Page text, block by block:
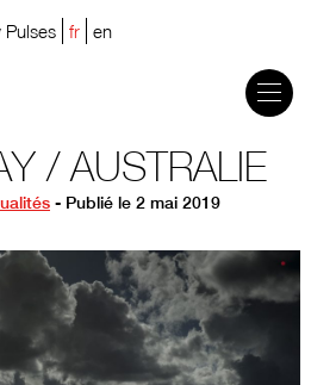
Pulses fr en
/ AUSTRALIE
- Publié le 2 mai 2019